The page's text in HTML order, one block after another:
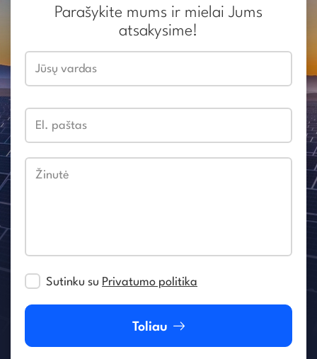
Parašykite mums ir mielai Jums
atsakysime!
Jūsų vardas
El. paštas
Žinutė
Sutinku su Privatumo politika
Toliau